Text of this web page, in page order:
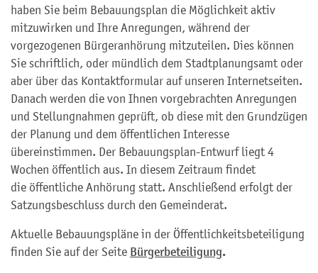
haben Sie beim Bebauungsplan die Möglichkeit aktiv
mitzuwirken und Ihre Anregungen, während der
vorgezogenen Bürgeranhörung mitzuteilen. Dies können
Sie schriftlich, oder mündlich dem Stadtplanungsamt oder
aber über das Kontaktformular auf unseren Internetseiten.
Danach werden die von Ihnen vorgebrachten Anregungen
und Stellungnahmen geprüft, ob diese mit den Grundzügen
der Planung und dem öffentlichen Interesse
übereinstimmen. Der Bebauungsplan-Entwurf liegt 4
Wochen öffentlich aus. In diesem Zeitraum findet
die öffentliche Anhörung statt. Anschließend erfolgt der
Satzungsbeschluss durch den Gemeinderat.
Aktuelle Bebauungspläne in der Öffentlichkeitsbeteiligung
finden Sie auf der Seite Bürgerbeteiligung.